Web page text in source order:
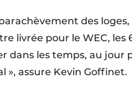
des
livrée pour le WEC,
dans les temps, au jour
», assure Kevin Goffinet.